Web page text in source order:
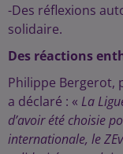
-Des réflexions
solidaire.
Des réactions
Philippe Bergerot,
a déclaré : « La
d’avoir été choisie
internationale, le